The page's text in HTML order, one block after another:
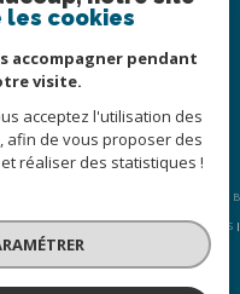
RÉSERVÉS | TRADUCTION POWERED
MENTIONS LÉGALES
POLITIQUE RGPD COOKIES
les cookies
accompagner pendant
visite.
acceptez l'utilisation des
afin de vous proposer des
réaliser des statistiques !